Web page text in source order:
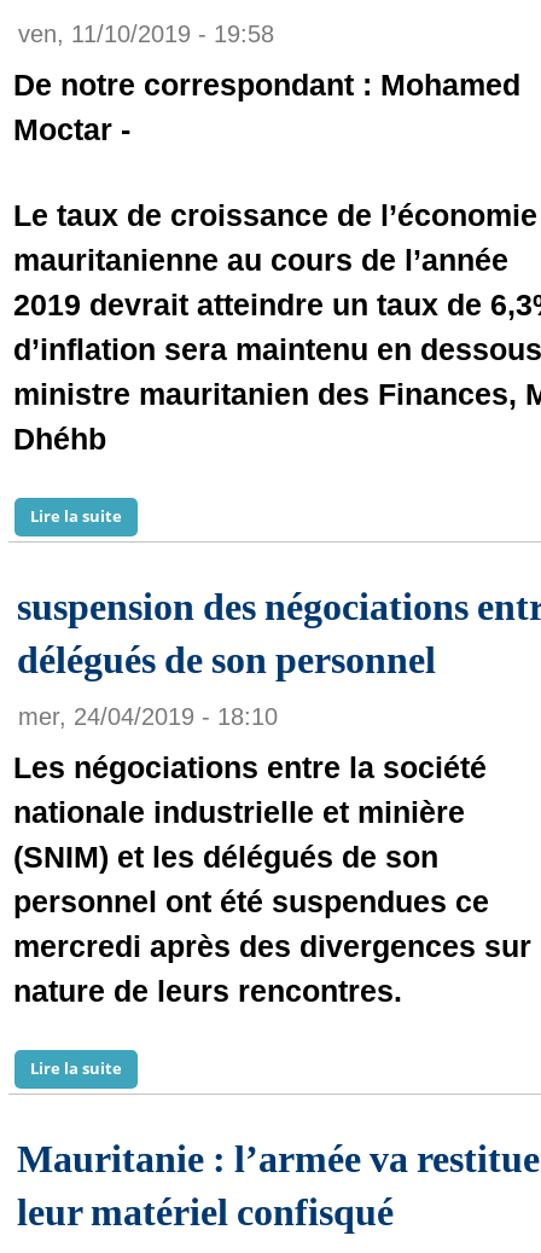
ven, 11/10/2019 - 19:58
De notre correspondant : Mohamed
Moctar -
Le taux de croissance de l’économie
mauritanienne au cours de l’année
2019 devrait atteindre un taux de
d’inflation sera maintenu en
ministre mauritanien des Finances,
Dhéhb
Lire la suite
suspension des négociations
délégués de son personnel
mer, 24/04/2019 - 18:10
Les négociations entre la société
nationale industrielle et minière
(SNIM) et les délégués de son
personnel ont été suspendues ce
mercredi après des divergences sur
nature de leurs rencontres.
Lire la suite
Mauritanie : l’armée va
leur matériel confisqué